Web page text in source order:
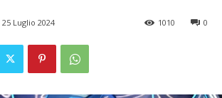
25 Luglio 2024 0
1010